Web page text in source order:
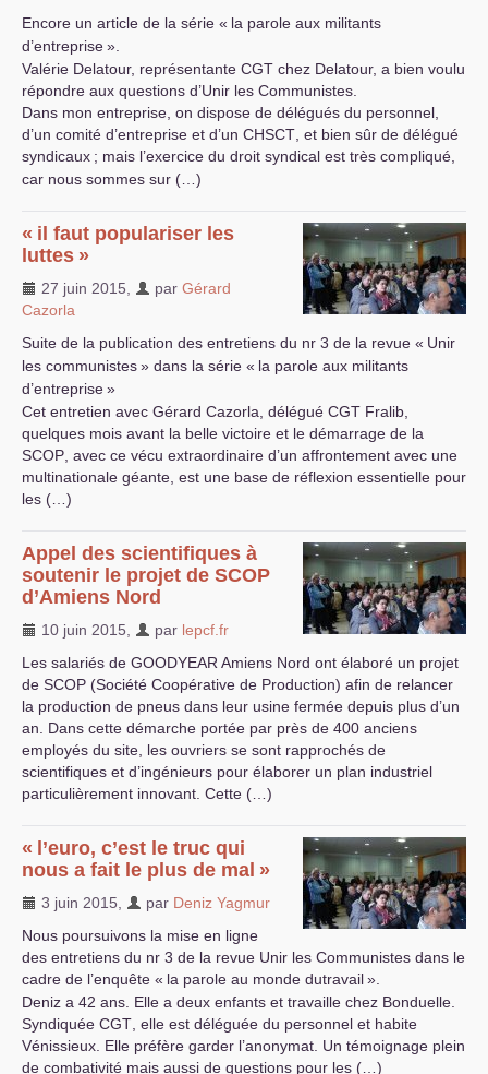
Encore un article de la série « la parole aux militants
d’entreprise».
Valérie Delatour, représentante CGT chez Delatour, a bien voulu
répondre aux questions d’Unir les Communistes.
Dans mon entreprise, on dispose de délégués du personnel,
d’un comité d’entreprise et d’un CHSCT , et bien sûr de délégué
syndicaux ; mais l’exercice du droit syndical est très compliqué,
car nous sommes sur (…)
« il faut populariser les
luttes »
27 juin 2015 par Gérard
Cazorla
Suite de la publication des entretiens du nr 3 de la revue « Unir
les communistes» dans la série « la parole aux militants
d’entreprise»
Cet entretien avec Gérard Cazorla, délégué CGT Fralib,
quelques mois avant la belle victoire et le démarrage de la
SCOP , avec ce vécu extraordinaire d’un affrontement avec une
multinationale géante, est une base de réflexion essentielle pour
les (…)
Appel des scientifiques à
soutenir le projet de SCOP
d’Amiens Nord
10 juin 2015 par lepcf.fr
Les salariés de GOODYEAR Amiens Nord ont élaboré un projet
de SCOP (Société Coopérative de Production) afin de relancer
la production de pneus dans leur usine fermée depuis plus d’un
an. Dans cette démarche portée par près de 400 anciens
employés du site, les ouvriers se sont rapprochés de
scientifiques et d’ingénieurs pour élaborer un plan industriel
particulièrement innovant. Cette (…)
« l’euro, c’est le truc qui
nous a fait le plus de mal »
3 juin 2015 par Deniz Yagmur
Nous poursuivons la mise en ligne
des entretiens du nr 3 de la revue Unir les Communistes dans le
cadre de l’enquête « la parole au monde dutravail».
Deniz a 42 ans. Elle a deux enfants et travaille chez Bonduelle.
Syndiquée CGT , elle est déléguée du personnel et habite
Vénissieux. Elle préfère garder l’anonymat. Un témoignage plein
de combativité mais aussi de questions pour les (…)